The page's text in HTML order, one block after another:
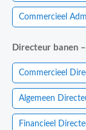
Commercieel
Directeur banen
Commercieel
Algemeen
Financieel